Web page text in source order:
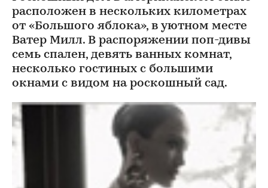
расположен в нескольких километрах
от «Большого яблока», в уютном месте
Ватер Милл. В распоряжении поп-дивы
семь спален, девять ванных комнат,
несколько гостиных с большими
окнами с видом на роскошный сад.